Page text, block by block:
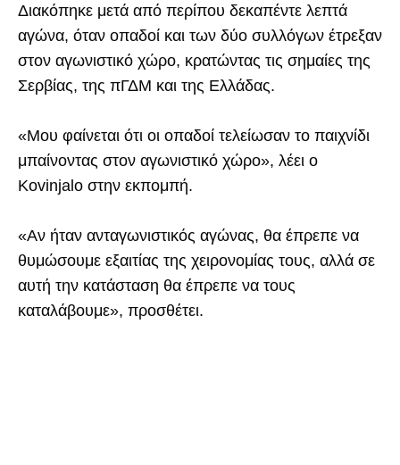
Διακόπηκε μετά από περίπου δεκαπέντε λεπτά
αγώνα, όταν οπαδοί και των δύο συλλόγων έτρεξαν
στον αγωνιστικό χώρο, κρατώντας τις σημαίες της
Σερβίας, της πΓΔΜ και της Ελλάδας.
«Μου φαίνεται ότι οι οπαδοί τελείωσαν το παιχνίδι
μπαίνοντας στον αγωνιστικό χώρο», λέει ο
Kovinjalo στην εκπομπή.
«Αν ήταν ανταγωνιστικός αγώνας, θα έπρεπε να
θυμώσουμε εξαιτίας της χειρονομίας τους, αλλά σε
αυτή την κατάσταση θα έπρεπε να τους
καταλάβουμε», προσθέτει.